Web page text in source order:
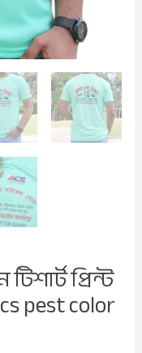
প্রিন্ট
pest color